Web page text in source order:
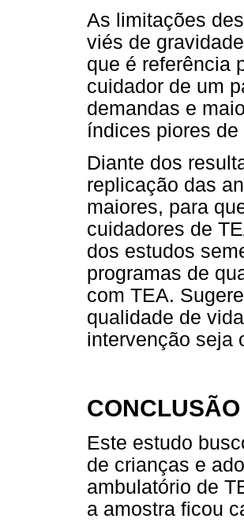
As limitações
viés de
que é referência
cuidador de um
demandas e
índices piores
Diante dos
replicação das
maiores, para
cuidadores de
dos estudos
programas de
com TEA.
qualidade de
intervenção seja
CONCLUSÃO
Este estudo
de crianças e
ambulatório de
a amostra ficou